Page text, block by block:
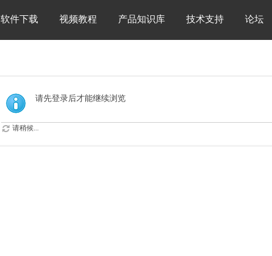
软件下载 视频教程 产品知识库 技术支持 论坛
请先登录后才能继续浏览
请稍候...